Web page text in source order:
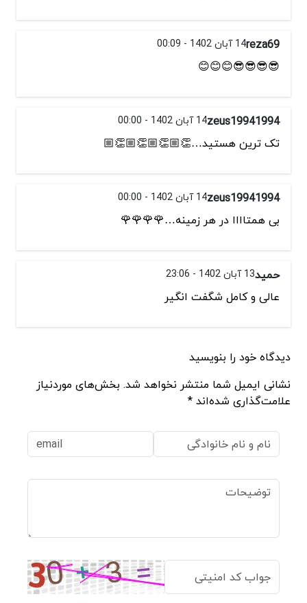
reza6914 آبان 1402 - 00:09
😎😎😎😎😊😊😊
zeus1994199414 آبان 1402 - 00:00
تک ترین هستید…👏🏼👏🏼👏🏼👏🏼
zeus1994199414 آبان 1402 - 00:00
بی همتاااا در هر زمینه…🌹🌹🌹🌹
حمید13 آبان 1402 - 23:06
عالی و کامل شگفت انگیر
دیدگاه خود را بنویسید
نشانی ایمیل شما منتشر نخواهد شد. بخش‌های موردنیاز
علامت‌گذاری شده‌اند *